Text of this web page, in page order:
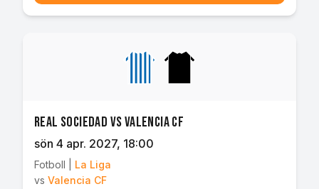
Real Sociedad vs Valencia CF
sön 4 apr. 2027, 18:00
Fotboll
La Liga
vs Valencia CF